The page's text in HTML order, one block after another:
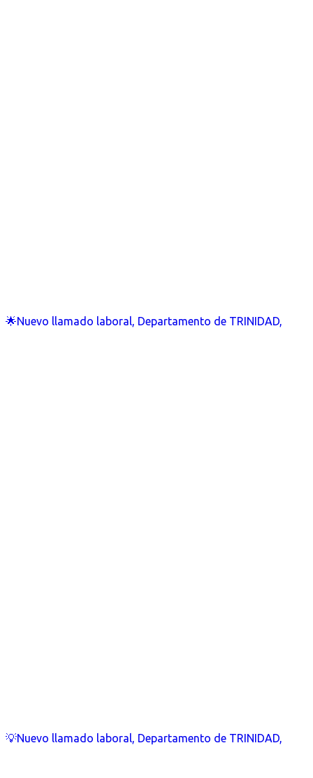
🌟Nuevo llamado laboral, Departamento de TRINIDAD,
💡Nuevo llamado laboral, Departamento de TRINIDAD,